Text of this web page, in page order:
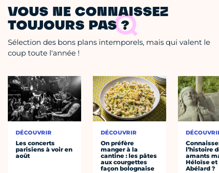
VOUS NE CONNAISSEZ
TOUJOURS PAS ?
Sélection des bons plans intemporels, mais qui valent le
coup toute l'année !
DÉCOUVRIR
Les concerts
parisiens à voir en
août
DÉCOUVRIR
On préfère
manger à la
cantine : les pâtes
aux courgettes
façon bolognaise
l’histoire
amants
Héloïse et
Abélard ?